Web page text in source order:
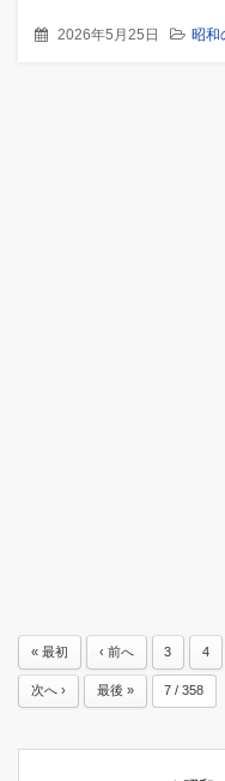
2026年5月25日 昭和
« 最初 ‹ 前へ 3 4
次へ › 最後 » 7 / 358